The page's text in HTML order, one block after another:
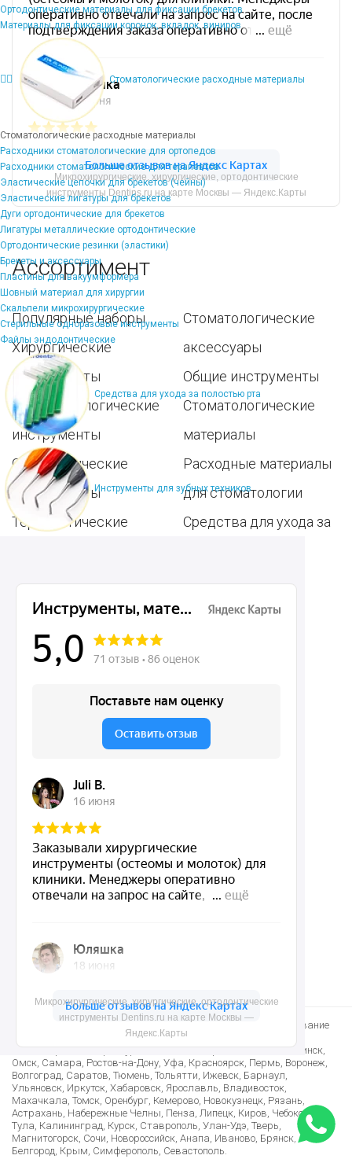
Ортодонтические материалы для фиксации брекетов
Материалы для фиксации коронок, вкладок, виниров
Стоматологические расходные материалы
Стоматологические расходные материалы
Расходники стоматологические для ортопедов
Расходники стоматологические для терапевтов
Эластические цепочки для брекетов (чейны)
Эластические лигатуры для брекетов
Дуги ортодонтические для брекетов
Лигатуры металлические ортодонтические
Ортодонтические резинки (эластики)
Брекеты и аксессуары
Пластины для вакуумформера
Шовный материал для хирургии
Скальпели микрохирургические
Стерильные одноразовые инструменты
Файлы эндодонтические
Средства для ухода за полостью рта
Инструменты для зубных техников
Микрохирургические, хирургические, ортодонтические
инструменты Dentins.ru на карте Москвы —
Яндекс.Карты
Микрохирургические, хирургические, ортодонтические
инструменты Dentins.ru на карте Москвы — Яндекс.Карты
Ассортимент
Популярные наборы
Хирургические
инструменты
Пародонтологические
инструменты
Ортодонтические
инструменты
Терапевтические
инструменты
Стоматологические
аксессуары
Общие инструменты
Стоматологические
материалы
Расходные материалы
для стоматологии
Средства для ухода за
Dentins.ru
Политика конфиденциальности
Карта сайта
Контакты
8 (495) 150-55-92
mail@dentins.ru
Быстро доставим стоматологические инструменты и оборудование
по Москве, Санкт-Петербургу и в другие регионы: Краснодар,
Новосибирск, Екатеринбург, Нижний Новгород, Казань, Челябинск,
Омск, Самара, Ростов-на-Дону, Уфа, Красноярск, Пермь, Воронеж,
Волгоград, Саратов, Тюмень, Тольятти, Ижевск, Барнаул,
Ульяновск, Иркутск, Хабаровск, Ярославль, Владивосток,
Махачкала, Томск, Оренбург, Кемерово, Новокузнецк, Рязань,
Астрахань, Набережные Челны, Пенза, Липецк, Киров, Чебоксары,
Тула, Калининград, Курск, Ставрополь, Улан-Удэ, Тверь,
Магнитогорск, Сочи, Новороссийск, Анапа, Иваново, Брянск,
Белгород, Крым, Симферополь, Севастополь.